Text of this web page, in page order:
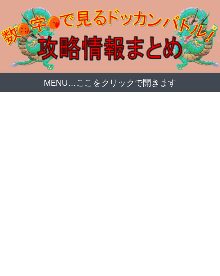
MENU…ここをクリックで開きます